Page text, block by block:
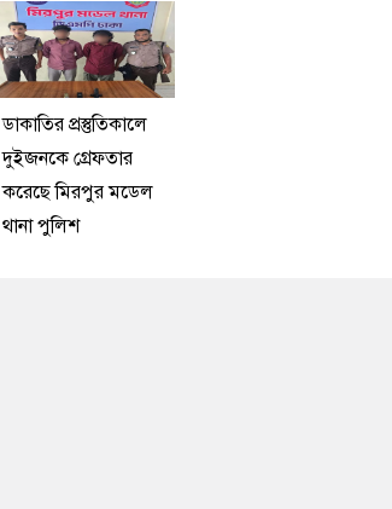
ডাকাতির প্রস্তুতিকালে
দুইজনকে গ্রেফতার
করেছে মিরপুর মডেল
থানা পুলিশ